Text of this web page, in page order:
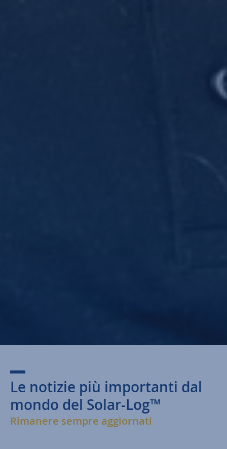
Le notizie più importanti dal
mondo del Solar-Log™
Rimanere sempre aggiornati